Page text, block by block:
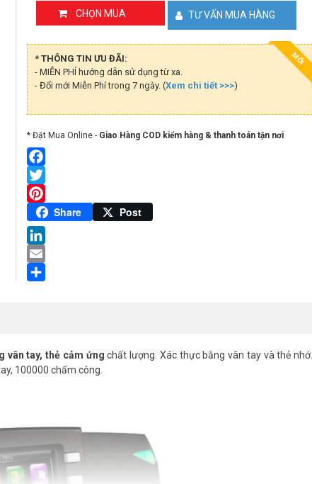
kiểm
soát
cửa
RONALD
số
CHỌN MUA TƯ VẤN MUA HÀNG
MỚI
* THÔNG TIN ƯU ĐÃI:
- MIỄN PHÍ hướng dẫn sử dụng từ xa.
- Đổi mới Miễn Phí trong 7 ngày. (Xem chi tiết >>>)
* Đặt Mua Online - Giao Hàng COD kiểm hàng & thanh toán tận nơi
Facebook
Twitter
Pinterest
Share Post
LinkedIn
Email
vân tay, thẻ cảm ứng chất lượng. Xác thực bằng vân tay và thẻ nhớ.
100000 chấm công.